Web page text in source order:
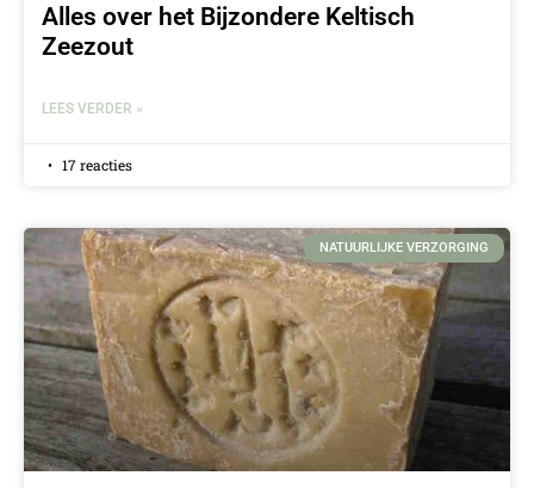
Alles over het Bijzondere Keltisch
Zeezout
LEES VERDER »
17 reacties
NATUURLIJKE VERZORGING